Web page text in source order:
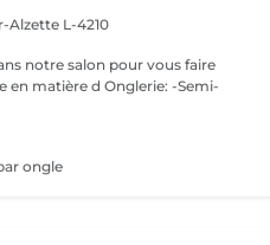
Alzette L-4210
notre salon pour vous faire
d Onglerie: -Semi-
ongle